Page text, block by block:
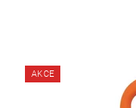
AKCE